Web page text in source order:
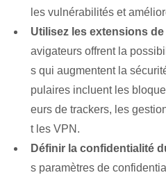
les vulnérabilités et
Utilisez les extensions
avigateurs offrent la
s qui augmentent la
pulaires incluent les
eurs de trackers, les
t les VPN.
Définir la confidentialité
s paramètres de